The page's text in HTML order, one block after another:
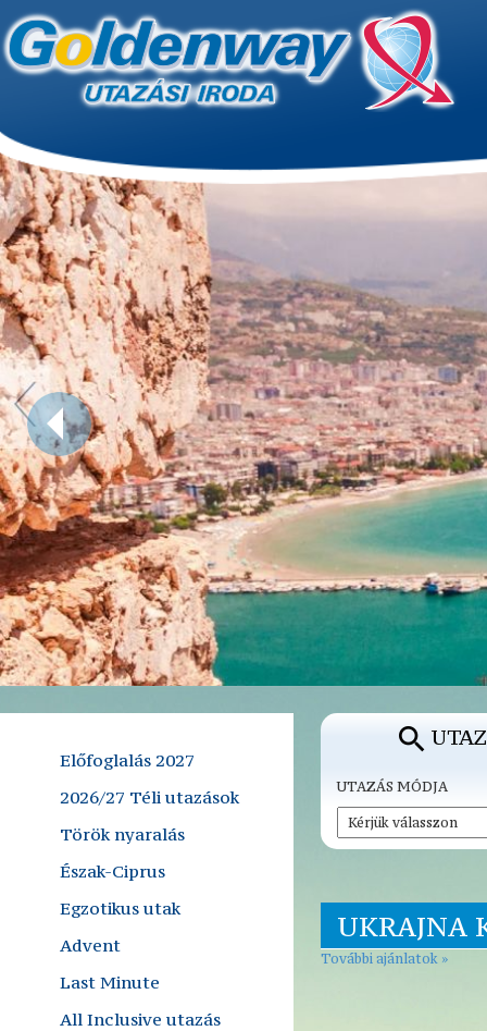
Előfoglalás 2027
2026/27 Téli utazások
Török nyaralás
Észak-Ciprus
Egzotikus utak
Advent
Last Minute
All Inclusive utazás
UTAZÁS MÓDJA
UKRAJNA
További ajánlatok »